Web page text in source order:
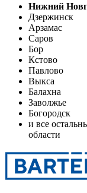
Нижний
Дзержинск
Арзамас
Саров
Бор
Кстово
Павлово
Выкса
Балахна
Заволжье
Богородск
и все
области